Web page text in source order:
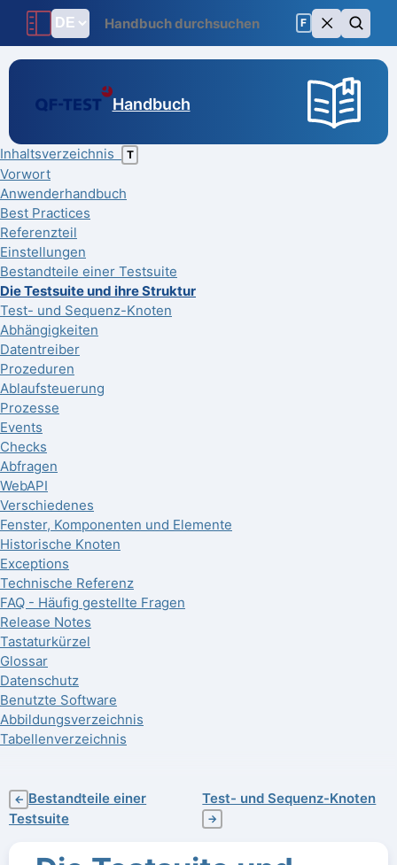
F
Handbuch
Inhaltsverzeichnis T
Vorwort
Anwenderhandbuch
Best Practices
Referenzteil
Einstellungen
Bestandteile einer Testsuite
Die Testsuite und ihre Struktur
Test- und Sequenz-Knoten
Abhängigkeiten
Datentreiber
Prozeduren
Ablaufsteuerung
Prozesse
Events
Checks
Abfragen
WebAPI
Verschiedenes
Fenster, Komponenten und Elemente
Historische Knoten
Exceptions
Technische Referenz
FAQ - Häufig gestellte Fragen
Release Notes
Tastaturkürzel
Glossar
Datenschutz
Benutzte Software
Abbildungsverzeichnis
Tabellenverzeichnis
← Bestandteile einer
Testsuite
Test- und Sequenz-Knoten
→